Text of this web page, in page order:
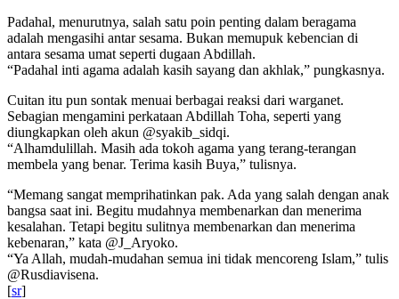
Padahal, menurutnya, salah satu poin penting dalam beragama
adalah mengasihi antar sesama. Bukan memupuk kebencian di
antara sesama umat seperti dugaan Abdillah.
“Padahal inti agama adalah kasih sayang dan akhlak,” pungkasnya.
Cuitan itu pun sontak menuai berbagai reaksi dari warganet.
Sebagian mengamini perkataan Abdillah Toha, seperti yang
diungkapkan oleh akun @syakib_sidqi.
“Alhamdulillah. Masih ada tokoh agama yang terang-terangan
membela yang benar. Terima kasih Buya,” tulisnya.
“Memang sangat memprihatinkan pak. Ada yang salah dengan anak
bangsa saat ini. Begitu mudahnya membenarkan dan menerima
kesalahan. Tetapi begitu sulitnya membenarkan dan menerima
kebenaran,” kata @J_Aryoko.
“Ya Allah, mudah-mudahan semua ini tidak mencoreng Islam,” tulis
@Rusdiavisena.
[sr]